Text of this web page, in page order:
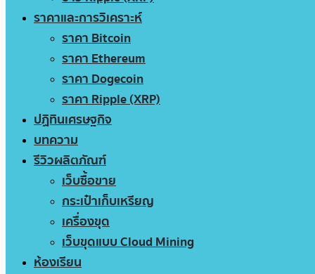
ราคาและการวิเคราะห์
ราคา Bitcoin
ราคา Ethereum
ราคา Dogecoin
ราคา Ripple (XRP)
ปฏิทินเศรษฐกิจ
บทความ
รีวิวผลิตภัณฑ์
เว็บซื้อขาย
กระเป๋าเก็บเหรียญ
เครื่องขุด
เว็บขุดแบบ Cloud Mining
ห้องเรียน